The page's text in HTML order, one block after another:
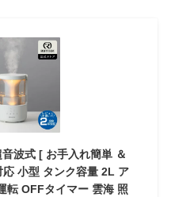
波式 [ お手入れ簡単 ＆
小型 タンク容量 2L ア
転 OFFタイマー 雲海 照